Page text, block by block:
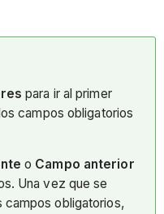
para ir al primer
campos obligatorios
o Campo anterior
Una vez que se
campos obligatorios,